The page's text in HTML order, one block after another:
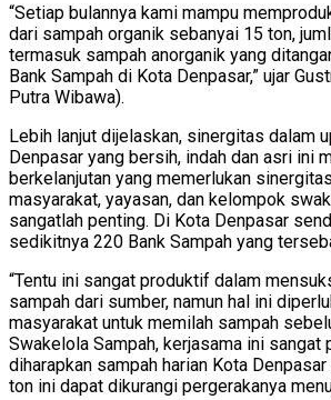
“Setiap bulannya kami mampu
dari sampah organik sebanyai 15 ton,
termasuk sampah anorganik yang
Bank Sampah di Kota Denpasar,” ujar
Putra Wibawa).
Lebih lanjut dijelaskan, sinergitas dalam
Denpasar yang bersih, indah dan asri ini
berkelanjutan yang memerlukan
masyarakat, yayasan, dan kelompok
sangatlah penting. Di Kota Denpasar
sedikitnya 220 Bank Sampah yang
“Tentu ini sangat produktif dalam
sampah dari sumber, namun hal ini
masyarakat untuk memilah sampah
Swakelola Sampah, kerjasama ini sangat
diharapkan sampah harian Kota
ton ini dapat dikurangi pergerakanya